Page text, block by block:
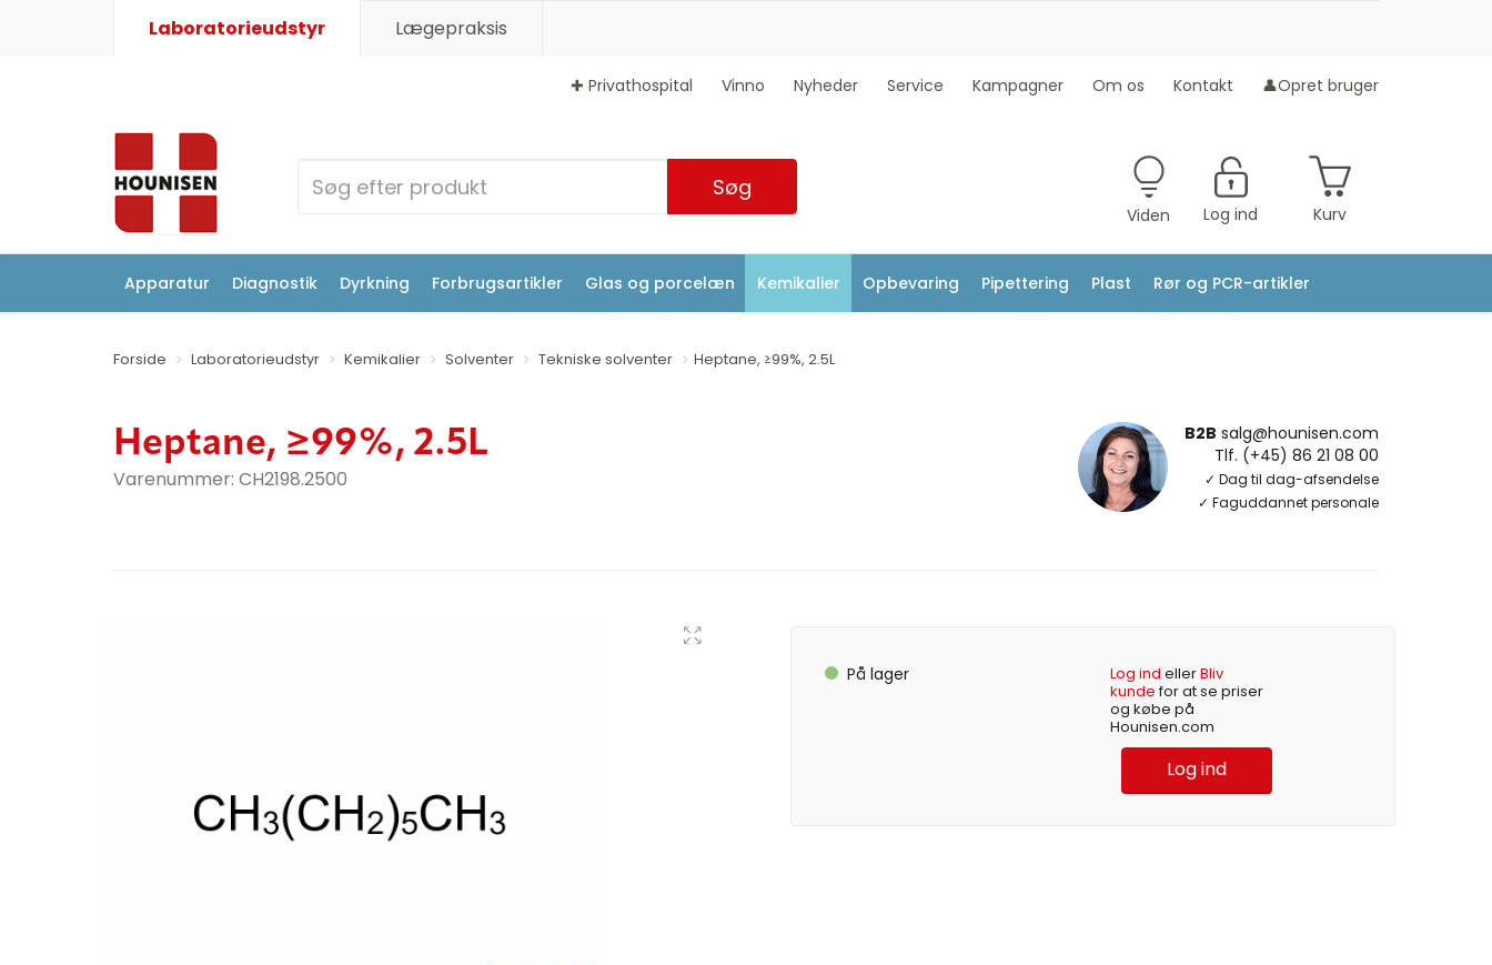
Laboratorieudstyr Lægepraksis
✚ Privathospital Vinno Nyheder Service Kampagner Om os Kontakt 👤Opret bruger
Søg
Viden Log ind Kurv
Apparatur Diagnostik Dyrkning Forbrugsartikler Glas og porcelæn Kemikalier Opbevaring Pipettering Plast Rør og PCR-artikler
Forside Laboratorieudstyr Kemikalier Solventer Tekniske solventer Heptane, ≥99%, 2.5L
Heptane, ≥99%, 2.5L
Varenummer: CH2198.2500
B2B salg@hounisen.com
Tlf. (+45) 86 21 08 00
✓ Dag til dag-afsendelse
✓ Faguddannet personale
På lager Log ind ellerBliv
kundefor at se priser
og købe på
Hounisen.com
Log ind